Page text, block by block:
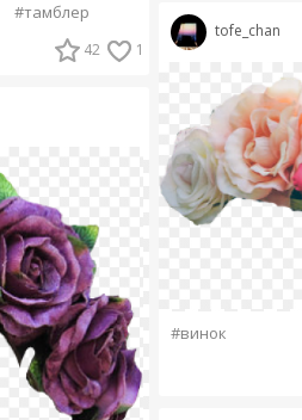
#тамблер
42 1
tofe_chan
#винок